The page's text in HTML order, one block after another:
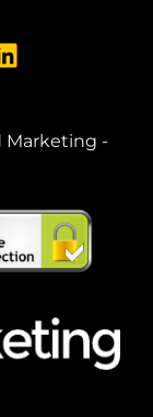
Marketing -